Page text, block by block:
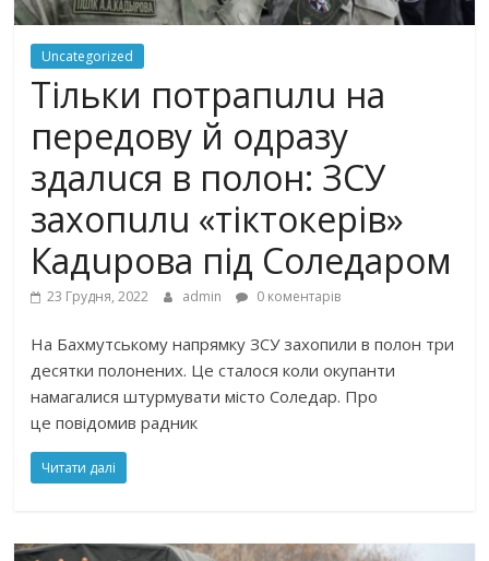
Uncategorized
Тільки потрапuлu на
передову й одразу
здалuся в полон: ЗСУ
захопuлu «тіктокерів»
Кадuрова під Соледаром
23 Грудня, 2022 admin 0 коментарів
На Бахмутському напрямку ЗСУ захопили в полон три
десятки полонених. Це сталося коли окупанти
намагалися штурмувати місто Соледар. Про
це повідомив радник
Читати далі